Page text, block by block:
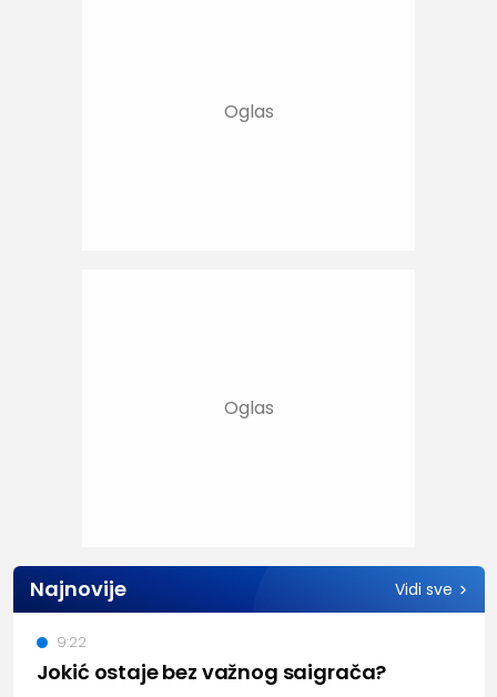
Najnovije Vidi sve
Jokić ostaje bez važnog saigrača?
9:22